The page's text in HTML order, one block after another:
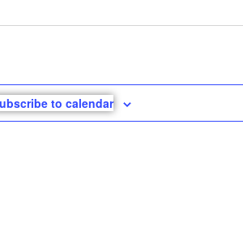
to calendar